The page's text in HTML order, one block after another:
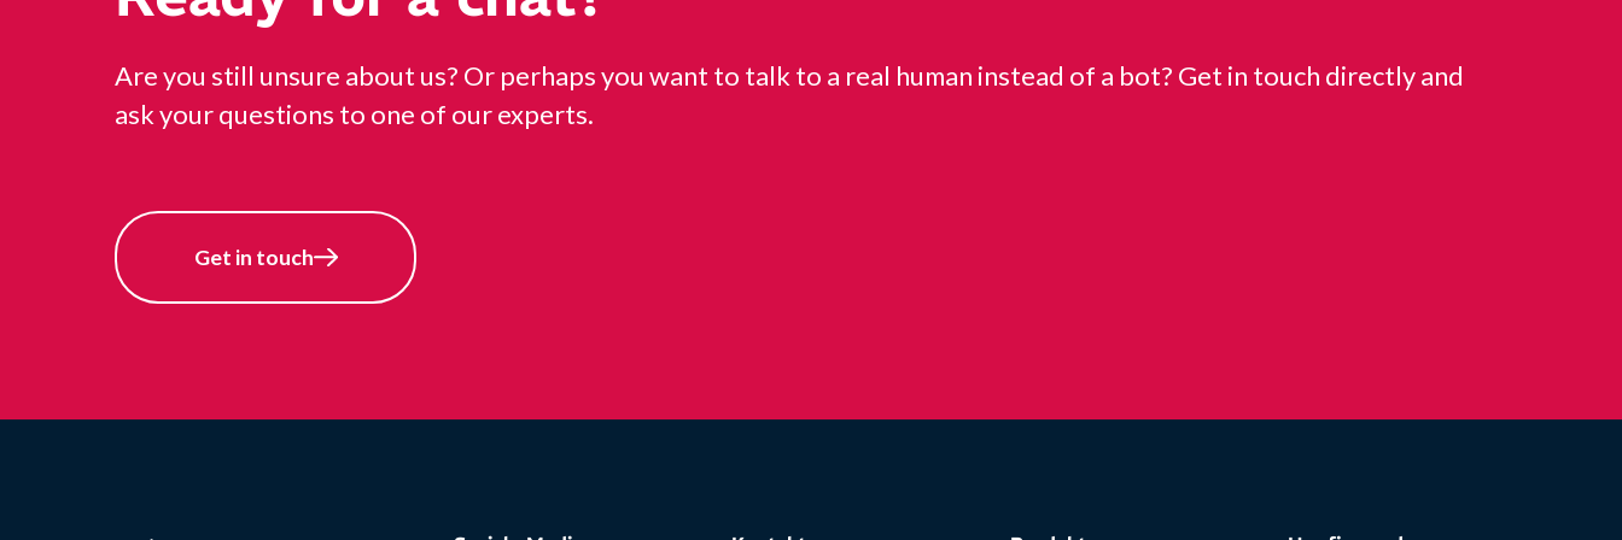
Are you still unsure about us? Or perhaps you want to talk to a real human instead of a bot? Get in touch directly and
ask your questions to one of our experts.
Get in touch